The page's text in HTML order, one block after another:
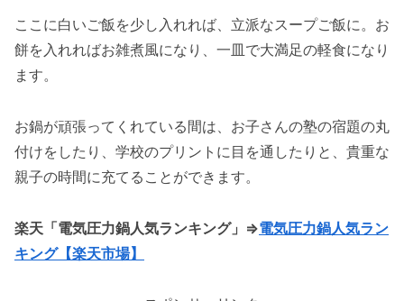
ここに白いご飯を少し入れれば、立派なスープご飯に。お
餅を入れればお雑煮風になり、一皿で大満足の軽食になり
ます。
お鍋が頑張ってくれている間は、お子さんの塾の宿題の丸
付けをしたり、学校のプリントに目を通したりと、貴重な
親子の時間に充てることができます。
楽天「電気圧力鍋人気ランキング」⇒電気圧力鍋人気ラン
キング【楽天市場】